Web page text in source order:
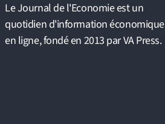
Le Journal de l'Economie est un
quotidien d'information économique
en ligne, fondé en 2013 par VA Press.